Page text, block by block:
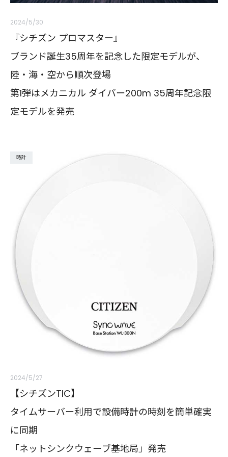
2024/5/30
『シチズン プロマスター』
ブランド誕生35周年を記念した限定モデルが、
陸・海・空から順次登場
第1弾はメカニカル ダイバー200m 35周年記念限
定モデルを発売
時計
2024/5/27
【シチズンTIC】
タイムサーバー利用で設備時計の時刻を簡単確実
に同期
「ネットシンクウェーブ基地局」発売